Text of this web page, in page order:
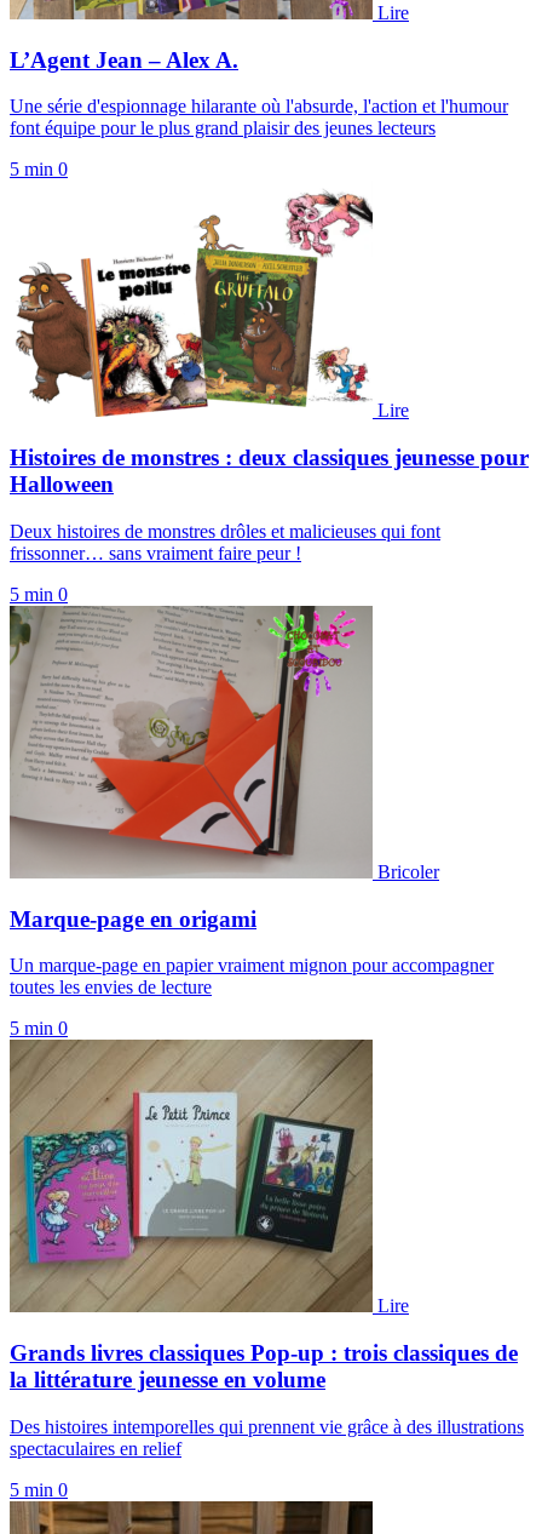
Lire
L’Agent Jean – Alex A.
Une série d'espionnage hilarante où l'absurde, l'action et l'humour
font équipe pour le plus grand plaisir des jeunes lecteurs
5 min 0
Lire
Histoires de monstres : deux classiques jeunesse pour
Halloween
Deux histoires de monstres drôles et malicieuses qui font
frissonner… sans vraiment faire peur !
5 min 0
Bricoler
Marque-page en origami
Un marque-page en papier vraiment mignon pour accompagner
toutes les envies de lecture
5 min 0
Lire
Grands livres classiques Pop-up : trois classiques de
la littérature jeunesse en volume
Des histoires intemporelles qui prennent vie grâce à des illustrations
spectaculaires en relief
5 min 0